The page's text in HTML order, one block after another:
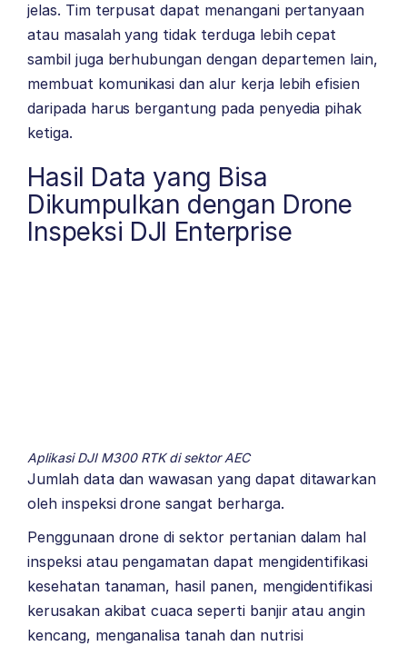
jelas. Tim terpusat dapat menangani pertanyaan
atau masalah yang tidak terduga lebih cepat
sambil juga berhubungan dengan departemen lain,
membuat komunikasi dan alur kerja lebih efisien
daripada harus bergantung pada penyedia pihak
ketiga.
Hasil Data yang Bisa
Dikumpulkan dengan Drone
Inspeksi DJI Enterprise
Aplikasi DJI M300 RTK di sektor AEC
Jumlah data dan wawasan yang dapat ditawarkan
oleh inspeksi drone sangat berharga.
Penggunaan drone di sektor pertanian dalam hal
inspeksi atau pengamatan dapat mengidentifikasi
kesehatan tanaman, hasil panen, mengidentifikasi
kerusakan akibat cuaca seperti banjir atau angin
kencang, menganalisa tanah dan nutrisi